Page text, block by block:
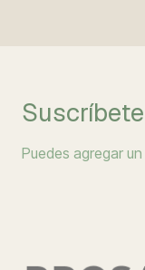
Puedes agregar